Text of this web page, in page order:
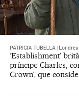
PATRICIA TUBELLA Londres
‘Establishment’
príncipe Charles,
Crown’, que